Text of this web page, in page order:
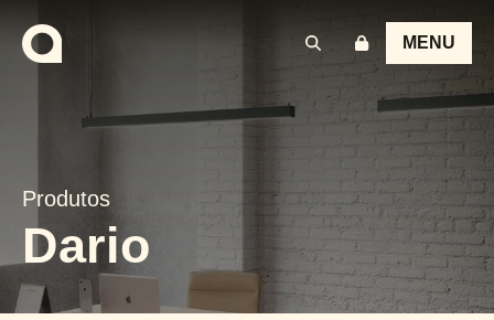
MENU
Produtos
Dario